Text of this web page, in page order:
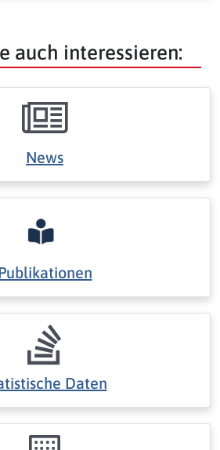
auch interessieren:
News
Daten